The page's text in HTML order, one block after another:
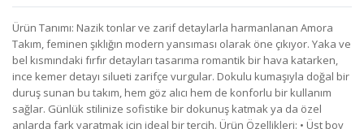
Ürün Tanımı: Nazik tonlar ve zarif detaylarla harmanlanan Amora
Takım, feminen şıklığın modern yansıması olarak öne çıkıyor. Yaka ve
bel kısmındaki fırfır detayları tasarıma romantik bir hava katarken,
ince kemer detayı silueti zarifçe vurgular. Dokulu kumaşıyla doğal bir
duruş sunan bu takım, hem göz alıcı hem de konforlu bir kullanım
sağlar. Günlük stilinize sofistike bir dokunuş katmak ya da özel
anlarda fark yaratmak için ideal bir tercih. Ürün Özellikleri: • Üst boy